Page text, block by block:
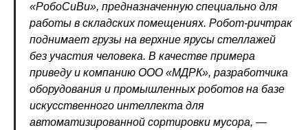
«РобоСиВи», предназначенную специально для
работы в складских помещениях. Робот-ричтрак
поднимает грузы на верхние ярусы стеллажей
без участия человека. В качестве примера
приведу и компанию ООО «МДРК», разработчика
оборудования и промышленных роботов на базе
искусственного интеллекта для
автоматизированной сортировки мусора, —